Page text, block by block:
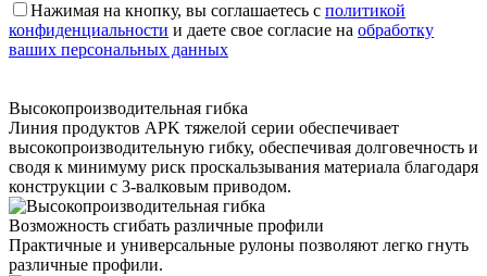
Нажимая на кнопку, вы соглашаетесь с политикой
конфиденциальности и даете свое согласие на обработку
ваших персональных данных
Высокопроизводительная гибка
Линия продуктов APK тяжелой серии обеспечивает
высокопроизводительную гибку, обеспечивая долговечность и
сводя к минимуму риск проскальзывания материала благодаря
конструкции с 3-валковым приводом.
Возможность сгибать различные профили
Практичные и универсальные рулоны позволяют легко гнуть
различные профили.